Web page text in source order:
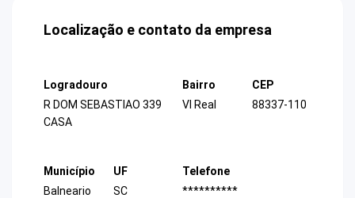
Localização e contato da empresa
Logradouro
R DOM SEBASTIAO 339
CASA
Bairro
Vl Real
CEP
88337-110
Município
Balneario
UF
SC
Telefone
**********